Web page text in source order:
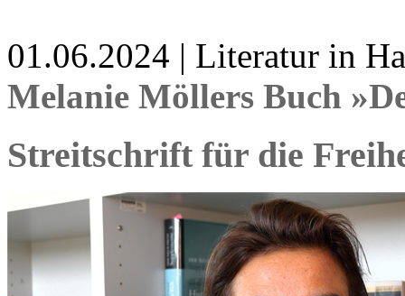
01.06.2024 | Literatur in
Melanie Möllers Buch
Streitschrift für die